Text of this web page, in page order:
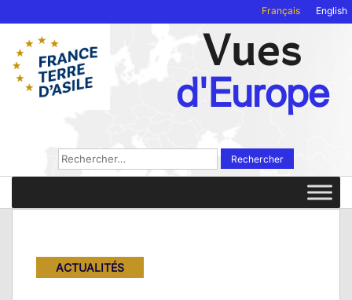
Français English
Vues
d'Europe
Rechercher :
ACTUALITÉS